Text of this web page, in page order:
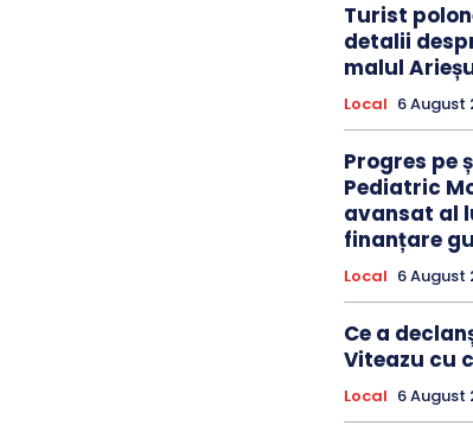
Turist
detalii
malul
Local 6 August
Progres pe
Pediatric
avansat al
finanțare
Local 6 August
Ce a
Viteazu cu
Local 6 August